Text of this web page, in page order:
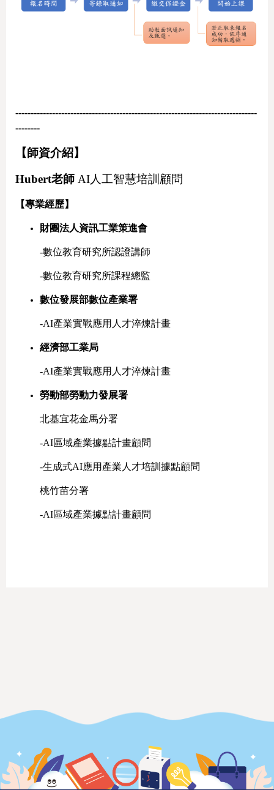
-------------------------------------------------------------------------------
--------
【師資介紹】
Hubert老師 AI人工智慧培訓顧問
【專業經歷】
財團法人資訊工業策進會
-數位教育研究所認證講師
-數位教育研究所課程總監
數位發展部數位產業署
-AI產業實戰應用人才淬煉計畫
經濟部工業局
-AI產業實戰應用人才淬煉計畫
勞動部勞動力發展署
北基宜花金馬分署
-AI區域產業據點計畫顧問
-生成式AI應用產業人才培訓據點顧問
桃竹苗分署
-AI區域產業據點計畫顧問